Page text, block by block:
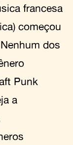
francesa
começou
dos
Punk
a